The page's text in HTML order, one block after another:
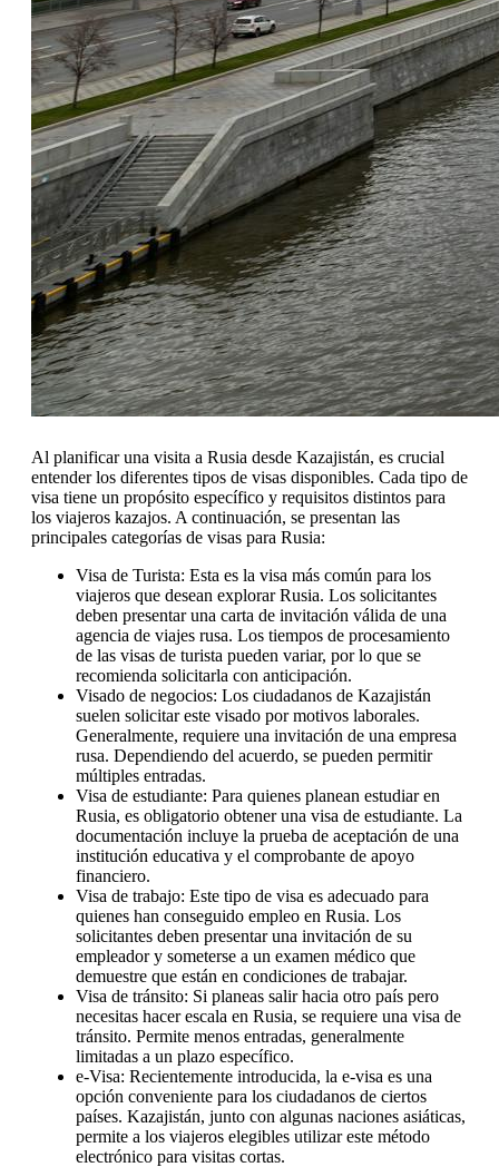
Al planificar una visita a Rusia desde Kazajistán, es crucial
entender los diferentes tipos de visas disponibles. Cada tipo de
visa tiene un propósito específico y requisitos distintos para
los viajeros kazajos. A continuación, se presentan las
principales categorías de visas para Rusia:
Visa de Turista: Esta es la visa más común para los
viajeros que desean explorar Rusia. Los solicitantes
deben presentar una carta de invitación válida de una
agencia de viajes rusa. Los tiempos de procesamiento
de las visas de turista pueden variar, por lo que se
recomienda solicitarla con anticipación.
Visado de negocios: Los ciudadanos de Kazajistán
suelen solicitar este visado por motivos laborales.
Generalmente, requiere una invitación de una empresa
rusa. Dependiendo del acuerdo, se pueden permitir
múltiples entradas.
Visa de estudiante: Para quienes planean estudiar en
Rusia, es obligatorio obtener una visa de estudiante. La
documentación incluye la prueba de aceptación de una
institución educativa y el comprobante de apoyo
financiero.
Visa de trabajo: Este tipo de visa es adecuado para
quienes han conseguido empleo en Rusia. Los
solicitantes deben presentar una invitación de su
empleador y someterse a un examen médico que
demuestre que están en condiciones de trabajar.
Visa de tránsito: Si planeas salir hacia otro país pero
necesitas hacer escala en Rusia, se requiere una visa de
tránsito. Permite menos entradas, generalmente
limitadas a un plazo específico.
e-Visa: Recientemente introducida, la e-visa es una
opción conveniente para los ciudadanos de ciertos
países. Kazajistán, junto con algunas naciones asiáticas,
permite a los viajeros elegibles utilizar este método
electrónico para visitas cortas.